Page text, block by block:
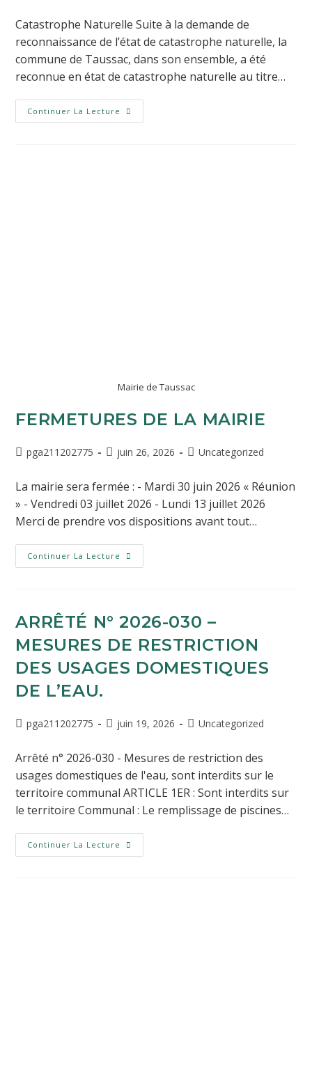
Catastrophe Naturelle Suite à la demande de
reconnaissance de l’état de catastrophe naturelle, la
commune de Taussac, dans son ensemble, a été
reconnue en état de catastrophe naturelle au titre…
Continuer La Lecture
Mairie de Taussac
FERMETURES DE LA MAIRIE
pga211202775 juin 26, 2026 Uncategorized
La mairie sera fermée : - Mardi 30 juin 2026 « Réunion
» - Vendredi 03 juillet 2026 - Lundi 13 juillet 2026
Merci de prendre vos dispositions avant tout…
Continuer La Lecture
ARRÊTÉ N° 2026-030 –
MESURES DE RESTRICTION
DES USAGES DOMESTIQUES
DE L’EAU.
pga211202775 juin 19, 2026 Uncategorized
Arrêté n° 2026-030 - Mesures de restriction des
usages domestiques de l'eau, sont interdits sur le
territoire communal ARTICLE 1ER : Sont interdits sur
le territoire Communal : Le remplissage de piscines…
Continuer La Lecture